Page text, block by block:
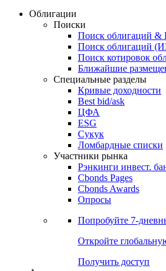
Cbonds Review
ежеквартальный
Облигации
Поиски
Поиск облигаций &
Поиск облигаций
Поиск котировок
Ближайшие
Специальные разделы
Кривые доходности
Best bid/ask
ЦФА
ESG
Сукук
Ломбардные списки
Участники рынка
Рэнкинги инвест.
Cbonds Pages
Cbonds Awards
Опросы
Попробуйте7-